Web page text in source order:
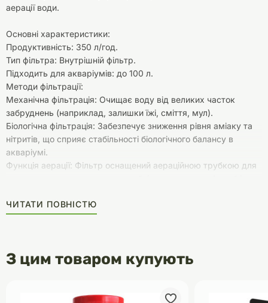
аерації води.
Основні характеристики:
Продуктивність: 350 л/год.
Тип фільтра: Внутрішній фільтр.
Підходить для акваріумів: до 100 л.
Методи фільтрації:
Механічна фільтрація: Очищає воду від великих часток
забруднень (наприклад, залишки їжі, сміття, мул).
Біологічна фільтрація: Забезпечує зниження рівня аміаку та
нітритів, що сприяє стабільності біологічного балансу в
акваріумі.
Функція аерації: Фільтр оснащений аераційною трубкою для
Розміри: Компактний фільтр, не займає багато місця в
акваріумі.
Шум: Має малий рівень шуму, підходить для домашнього
використання, навіть у тихих кімнатах.
інтенсивності потоку води для створення комфортних умов
ЧИТАТИ ПОВНІСТЮ
З цим товаром купують